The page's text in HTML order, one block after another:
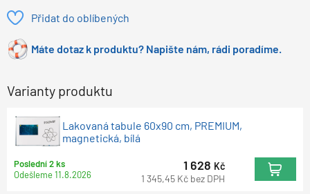
Přidat do oblíbených
Máte dotaz k produktu? Napište nám, rádi poradíme.
Varianty produktu
Lakovaná tabule 60x90 cm, PREMIUM,
magnetická, bílá
Poslední 2 ks
Odešleme11.8.2026
1 628 Kč
1 345,45 Kč bez DPH